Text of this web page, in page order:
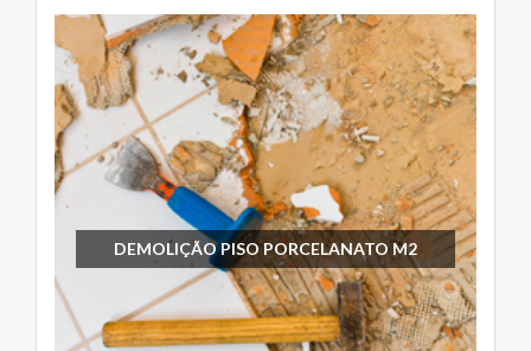
DEMOLIÇÃO PISO PORCELANATO M2